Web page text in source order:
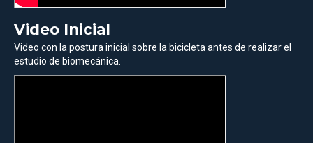
Video Inicial
Video con la postura inicial sobre la bicicleta antes de realizar el
estudio de biomecánica.